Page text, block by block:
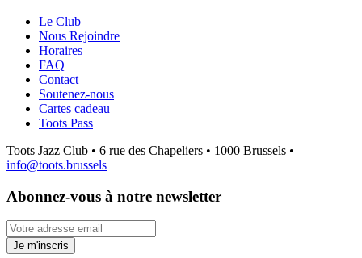
Le Club
Nous Rejoindre
Horaires
FAQ
Contact
Soutenez-nous
Cartes cadeau
Toots Pass
Toots Jazz Club • 6 rue des Chapeliers • 1000 Brussels •
info@toots.brussels
Abonnez-vous à notre newsletter
Votre adresse email
Je m'inscris